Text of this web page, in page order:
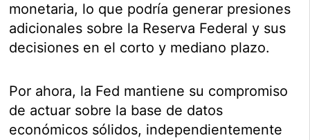
monetaria, lo que podría generar presiones
adicionales sobre la Reserva Federal y sus
decisiones en el corto y mediano plazo.
Por ahora, la Fed mantiene su compromiso
de actuar sobre la base de datos
económicos sólidos, independientemente